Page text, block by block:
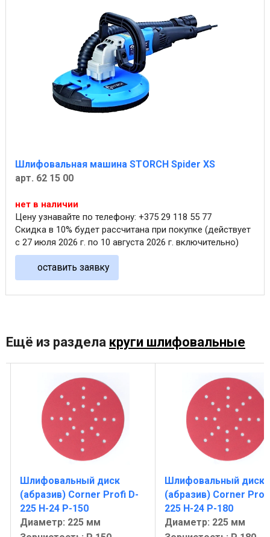
Шлифовальная машина STORCH Spider XS
арт. 62 15 00
нет в наличии
Цену узнавайте по телефону: +375 29 118 55 77
Скидка в 10% будет рассчитана при покупке (действует
с 27 июля 2026 г. по 10 августа 2026 г. включительно)
оставить заявку
Ещё из раздела круги шлифовальные
Шлифовальный диск
(абразив) Corner Profi D-
225 H-24 P-150
Диаметр: 225 мм
Шлифовальный диск
(абразив) Corner
225 H-24 P-180
Диаметр: 225 мм